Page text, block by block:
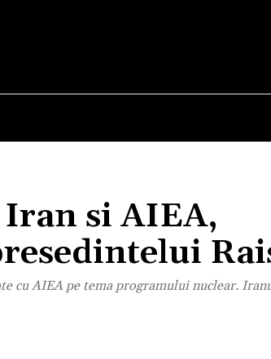
si AIEA,
cu AIEA pe tema programului nuclear.